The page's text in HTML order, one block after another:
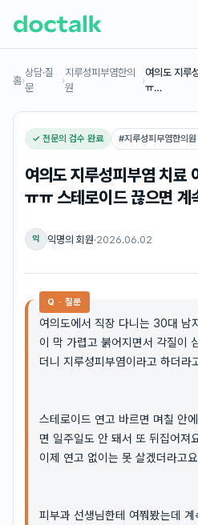
홈›
상담·질
문
›
지루성피부염한의
원
›
여의도 지루
ㅠ…
✓ 전문의 검수 완료 #지루성피부염한의
여의도 지루성피부염 치료
ㅠㅠ 스테로이드 끊으면 계
익 익명의 회원·2026.06.02
Q · 질문
여의도에서 직장 다니는 30대 남
이 막 가렵고 붉어지면서 각질이
더니 지루성피부염이라고 하더라
스테로이드 연고 바르면 며칠 안
면 일주일도 안 돼서 또 뒤집어져
이제 연고 없이는 못 살겠더라고
피부과 선생님한테 여쭤봤는데